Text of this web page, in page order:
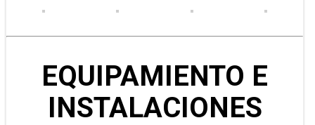
EQUIPAMIENTO E
INSTALACIONES